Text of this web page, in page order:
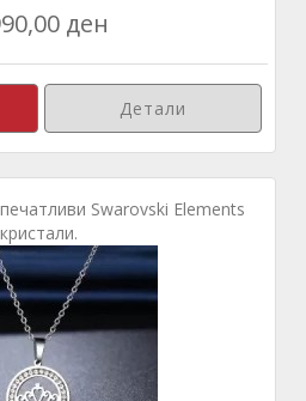
ден
Детали
Swarovski Elements
кристали.